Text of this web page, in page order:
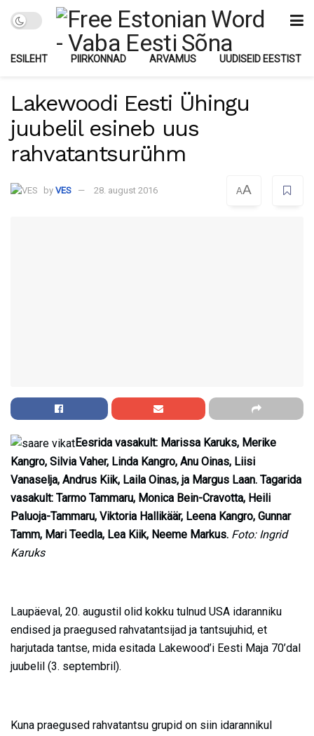
ESILEHT PIIRKONNAD ARVAMUS UUDISEID EESTIST
Lakewoodi Eesti Ühingu
juubelil esineb uus
rahvatantsurühm
by VES 28. august 2016 AA
Eesrida vasakult: Marissa Karuks, Merike
Kangro, Silvia Vaher, Linda Kangro, Anu Oinas, Liisi
Vanaselja, Andrus Kiik, Laila Oinas, ja Margus Laan. Tagarida
vasakult: Tarmo Tammaru, Monica Bein-Cravotta, Heili
Paluoja-Tammaru, Viktoria Hallikäär, Leena Kangro, Gunnar
Tamm, Mari Teedla, Lea Kiik, Neeme Markus. Foto: Ingrid
Karuks
Laupäeval, 20. augustil olid kokku tulnud USA idaranniku
endised ja praegused rahvatantsijad ja tantsujuhid, et
harjutada tantse, mida esitada Lakewood’i Eesti Maja 70’dal
juubelil (3. septembril).
Kuna praegused rahvatantsu grupid on siin idarannikul